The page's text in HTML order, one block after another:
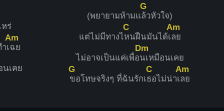
หร่
เ
Am
ฉย
นเคย
(พยายามห้ามแ
G
ล้วหัวใจ)
แต่ไม่มีทางไ
C
หนฝืนมันได้เ
Am
ลย
ไม่อาจเป็นแค่เพื่อ
Dm
นเหมือนเคย
G
ขอโทษจริงๆ ที่ฉันรักเ
C
ธอไม่น่าเ
Am
ลย